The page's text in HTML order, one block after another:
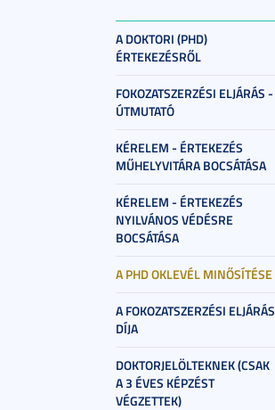
A DOKTORI (PHD)
ÉRTEKEZÉSRŐL
FOKOZATSZERZÉSI ELJÁRÁS -
ÚTMUTATÓ
KÉRELEM - ÉRTEKEZÉS
MŰHELYVITÁRA BOCSÁTÁSA
KÉRELEM - ÉRTEKEZÉS
NYILVÁNOS VÉDÉSRE
BOCSÁTÁSA
A PHD OKLEVÉL MINŐSÍTÉSE
A FOKOZATSZERZÉSI ELJÁRÁS
DÍJA
DOKTORJELÖLTEKNEK (CSAK
A 3 ÉVES KÉPZÉST
VÉGZETTEK)